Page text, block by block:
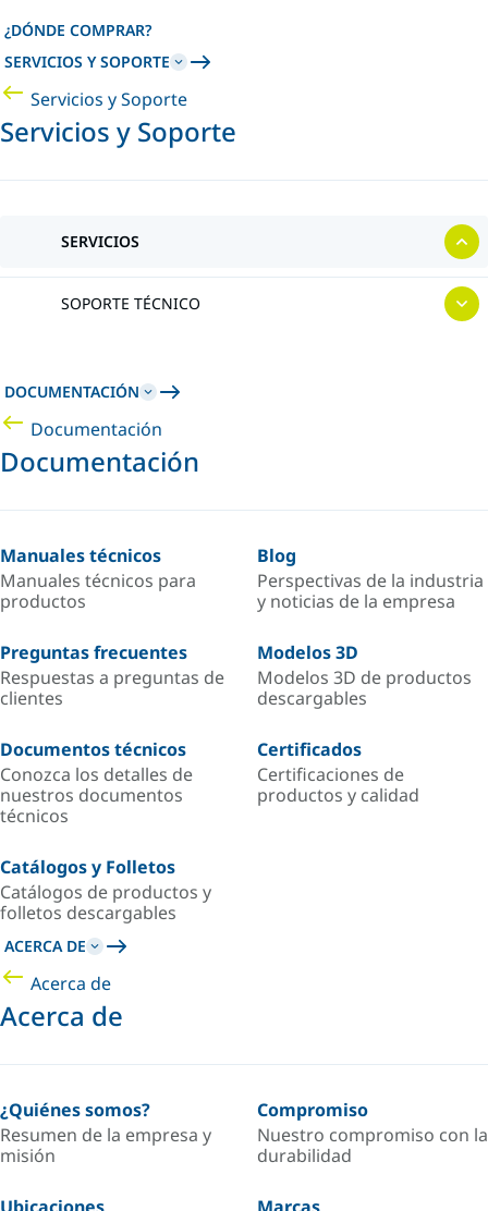
¿DÓNDE COMPRAR?
SERVICIOS Y SOPORTE
Servicios y Soporte
Servicios y Soporte
SERVICIOS
SOPORTE TÉCNICO
DOCUMENTACIÓN
Documentación
Documentación
Manuales técnicos
Manuales técnicos para
productos
Blog
Perspectivas de la industria
y noticias de la empresa
Preguntas frecuentes
Respuestas a preguntas de
clientes
Modelos 3D
Modelos 3D de productos
descargables
Documentos técnicos
Conozca los detalles de
nuestros documentos
técnicos
Certificados
Certificaciones de
productos y calidad
Catálogos y Folletos
Catálogos de productos y
folletos descargables
ACERCA DE
Acerca de
Acerca de
¿Quiénes somos?
Resumen de la empresa y
misión
Compromiso
Nuestro compromiso con la
durabilidad